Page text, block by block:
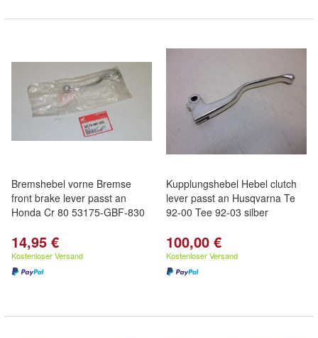
Bremshebel vorne Bremse
front brake lever passt an
Honda Cr 80 53175-GBF-830
14,95 €
Kostenloser Versand
Kupplungshebel Hebel clutch
lever passt an Husqvarna Te
92-00 Tee 92-03 silber
100,00 €
Kostenloser Versand